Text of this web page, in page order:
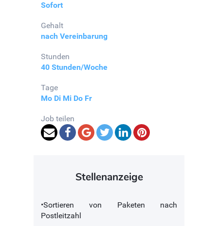
Sofort
Gehalt
nach Vereinbarung
Stunden
40 Stunden/Woche
Tage
Mo Di Mi Do Fr
Job teilen
Stellenanzeige
•Sortieren von Paketen nach
Postleitzahl